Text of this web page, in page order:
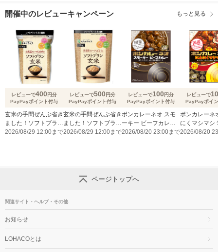
開催中のレビューキャンペーン もっと見る
レビューで400円分
PayPayポイント付与
玄米の手間ぜんぶ省き
ました！ソフトブラン
玄米800gのレビュー
2026/08/29 12:00まで
レビューで500円分
PayPayポイント付与
玄米の手間ぜんぶ省き
ました！ソフトブラン
玄米2㎏のレビューキ
2026/08/29 12:00まで
レビューで100円分
PayPayポイント付与
ボンカレーネオ スモ
ーキー ビーフカレー
薫りとコク 辛口
2026/08/20 23:00まで
レビューで
PayPayポイ
ボンカレーネ
にくマシマシ
2026/08/20
ページトップへ
関連サイト・ヘルプ・その他
お知らせ
LOHACOとは